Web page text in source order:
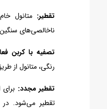
تقطیر: متانول
ناخالصی‌های
تصفیه با کربن
رنگی، متانول از
تقطیر مجدد:
تقطیر می‌شود. در